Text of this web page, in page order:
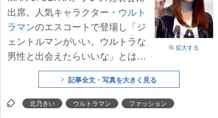
拡大する
出席。人気キャラクター・ ウルト
ラマンのエスコートで登場し「ジ
ェントルマンがいい。ウルトラな
男性と出会えたらいいな」とはに
かんだ。
記事全文・写真を大きく見る
北乃きい ウルトラマン ファッション